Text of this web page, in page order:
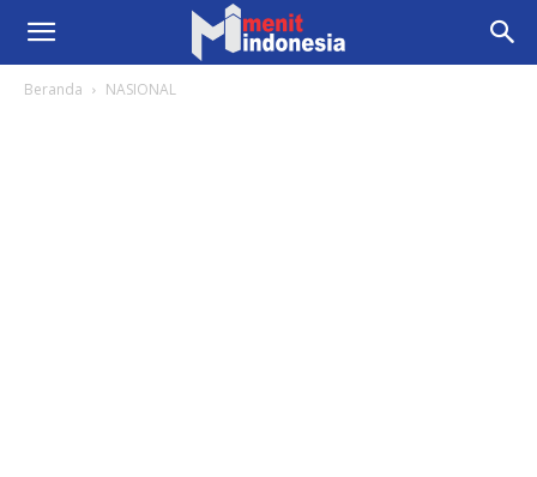
Beranda NASIONAL